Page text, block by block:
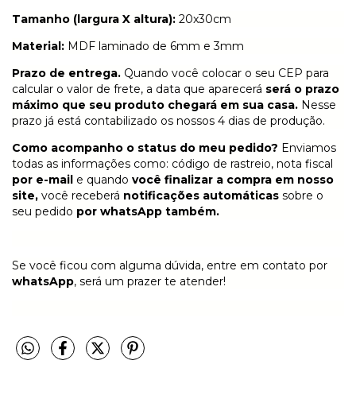
Tamanho (largura X altura): 20x30cm
Material: MDF laminado de 6mm e 3mm
Prazo de entrega. Quando você colocar o seu CEP para
calcular o valor de frete, a data que aparecerá será o prazo
máximo que seu produto chegará em sua casa. Nesse
prazo já está contabilizado os nossos 4 dias de produção.
Como acompanho o status do meu pedido? Enviamos
todas as informações como: código de rastreio, nota fiscal
por e-mail e quando você finalizar a compra em nosso
site, você receberá notificações automáticas sobre o
seu pedido por whatsApp também.
Se você ficou com alguma dúvida, entre em contato por
whatsApp, será um prazer te atender!